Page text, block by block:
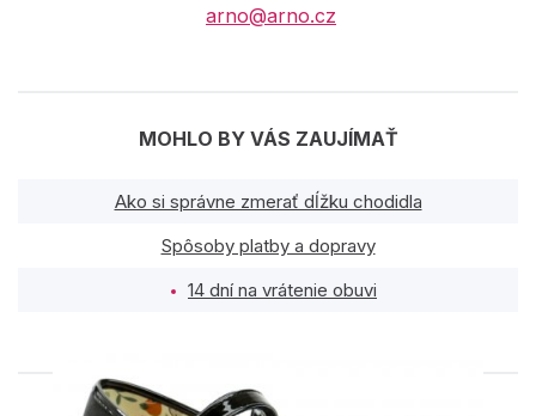
arno@arno.cz
MOHLO BY VÁS ZAUJÍMAŤ
Ako si správne zmerať dĺžku chodidla
Spôsoby platby a dopravy
14 dní na vrátenie obuvi